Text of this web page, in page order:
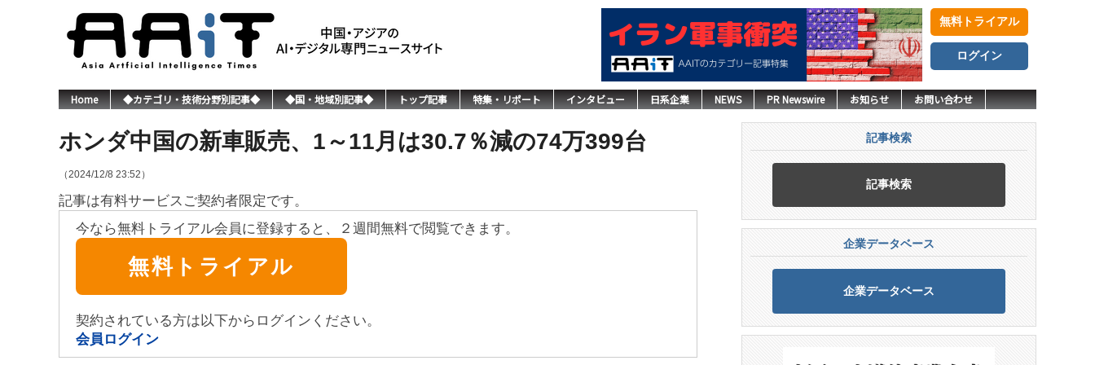
無料トライアル
ログイン
Home ◆カテゴリ・技術分野別記事◆ ◆国・地域別記事◆ トップ記事 特集・リポート インタビュー 日系企業 NEWS PR Newswire お知らせ お問い合わせ
ホンダ中国の新車販売、1～11月は30.7％減の74万399台
（2024/12/8 23:52）
記事は有料サービスご契約者限定です。
今なら無料トライアル会員に登録すると、２週間無料で閲覧できます。
無料トライアル
契約されている方は以下からログインください。
会員ログイン
記事検索
記事検索
企業データベース
企業データベース